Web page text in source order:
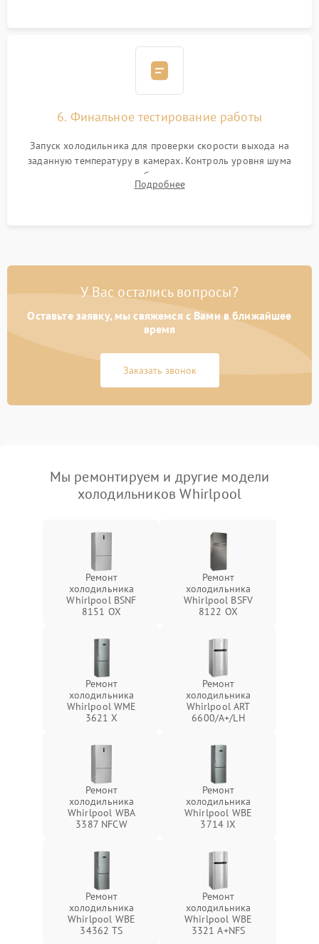
6. Финальное тестирование работы
Запуск холодильника для проверки скорости выхода на
заданную температуру в камерах. Контроль уровня шума
компрессора, отсутствия обмерзания стенок и корректного
срабатывания системы автоматической оттайки.
Подробнее
У Вас остались вопросы?
Оставьте заявку, мы свяжемся с Вами в ближайшее
время
Заказать звонок
Мы ремонтируем и другие модели
холодильников Whirlpool
Ремонт
холодильника
Whirlpool BSNF
8151 OX
Ремонт
холодильника
Whirlpool BSFV
8122 OX
Ремонт
холодильника
Whirlpool WME
3621 X
Ремонт
холодильника
Whirlpool ART
6600/A+/LH
Ремонт
холодильника
Whirlpool WBA
3387 NFCW
Ремонт
холодильника
Whirlpool WBE
3714 IX
Ремонт
холодильника
Whirlpool WBE
34362 TS
Ремонт
холодильника
Whirlpool WBE
3321 A+NFS